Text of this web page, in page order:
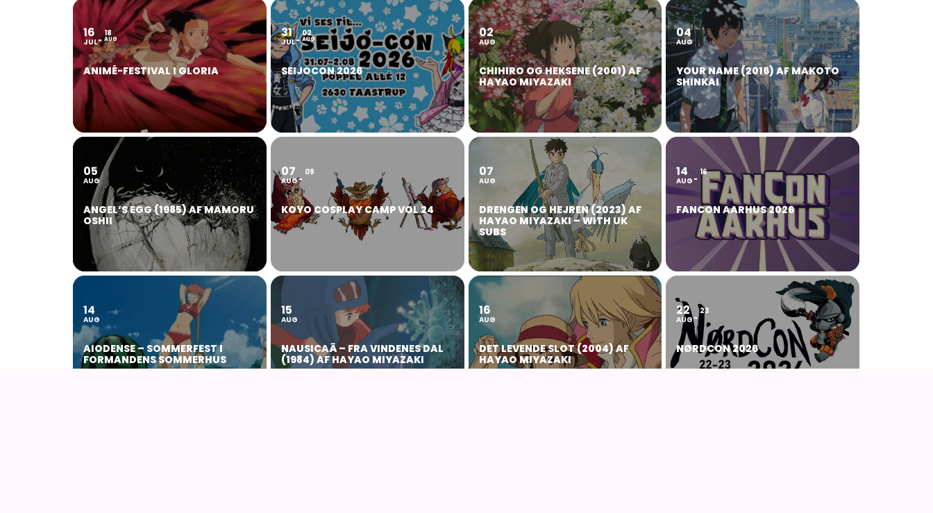
16
JUL
18
AUG
ANIMÉ-FESTIVAL I GLORIA
31
JUL
02
AUG
SEIJOCON 2026
02
AUG
CHIHIRO OG HEKSENE (2001) AF
HAYAO MIYAZAKI
04
AUG
YOUR NAME (2016) AF MAKOTO
SHINKAI
05
AUG
ANGEL’S EGG (1985) AF MAMORU
OSHII
07
AUG
09
KOYO COSPLAY CAMP VOL 24
07
AUG
DRENGEN OG HEJREN (2023) AF
HAYAO MIYAZAKI – WITH UK
SUBS
14
AUG
16
FANCON AARHUS 2026
14
AUG
AIODENSE – SOMMERFEST I
FORMANDENS SOMMERHUS
15
AUG
NAUSICAÄ – FRA VINDENES DAL
(1984) AF HAYAO MIYAZAKI
16
AUG
DET LEVENDE SLOT (2004) AF
HAYAO MIYAZAKI
22
AUG
23
NØRDCON 2026